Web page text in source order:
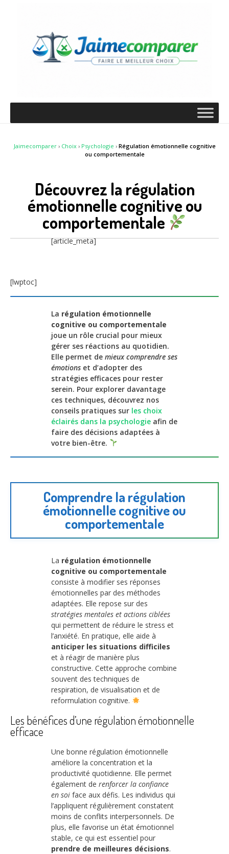
Jaimecomparer› Choix› Psychologie › Régulation émotionnelle cognitive
ou comportementale
Découvrez la régulation
émotionnelle cognitive ou
comportementale
[article_meta]
[lwptoc]
La régulation émotionnelle
cognitive ou comportementale
joue un rôle crucial pour mieux
gérer ses réactions au quotidien.
Elle permet de mieux comprendre ses
émotions et d’adopter des
stratégies efficaces pour rester
serein. Pour explorer davantage
ces techniques, découvrez nos
conseils pratiques sur les choix
éclairés dans la psychologie afin de
faire des décisions adaptées à
votre bien-être.
Comprendre la régulation
émotionnelle cognitive ou
comportementale
La régulation émotionnelle
cognitive ou comportementale
consiste à modifier ses réponses
émotionnelles par des méthodes
adaptées. Elle repose sur des
stratégies mentales et actions ciblées
qui permettent de réduire le stress et
l’anxiété. En pratique, elle aide à
anticiper les situations difficiles
et à réagir de manière plus
constructive. Cette approche combine
souvent des techniques de
respiration, de visualisation et de
reformulation cognitive.
Les bénéfices d’une régulation émotionnelle
efficace
Une bonne régulation émotionnelle
améliore la concentration et la
productivité quotidienne. Elle permet
également de renforcer la confiance
en soi face aux défis. Les individus qui
l’appliquent régulièrement constatent
moins de conflits interpersonnels. De
plus, elle favorise un état émotionnel
stable, ce qui est essentiel pour
prendre de meilleures décisions.